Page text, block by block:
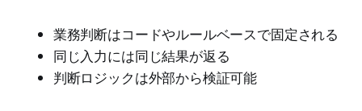
業務判断はコードやルールベースで固定される
同じ入力には同じ結果が返る
判断ロジックは外部から検証可能